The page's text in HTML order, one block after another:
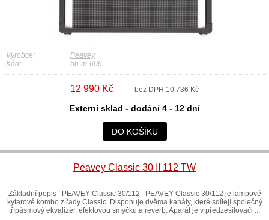
Výrobce:
Peavey
Kód:
bh-m-606
12 990 Kč bez DPH 10 736 Kč
Externí sklad - dodání 4 - 12 dní
DO KOŠÍKU
Peavey Classic 30 II 112 TW
Základní popis PEAVEY Classic 30/112 PEAVEY Classic 30/112 je lampové
kytarové kombo z řady Classic. Disponuje dvěma kanály, které sdílejí společný
třípásmový ekvalizér, efektovou smyčku a reverb. Aparát je v předzesilovači ...